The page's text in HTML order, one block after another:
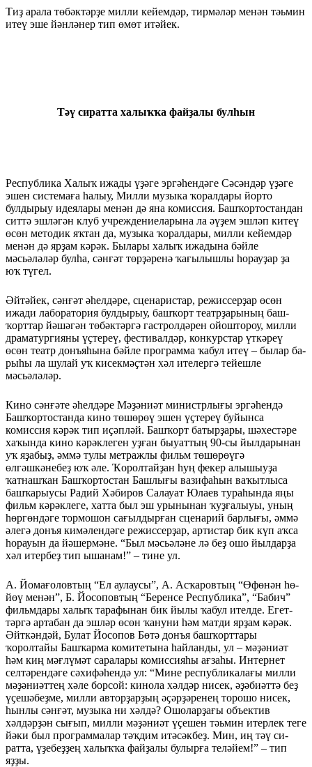
Тиҙ арала төбәктәрҙе милли кейемдәр, тирмәләр менән тәьмин
итеү эше йәнләнер тип өмөт итәйек.
Тәү сиратта халыҡҡа файҙалы булһын
Республика Халыҡ ижады үҙәге эргәһендәге Сәсәндәр үҙәге
эшен системаға һалыу, Милли музыка ҡоралдары йорто
булдырыу идеялары менән дә яна комиссия. Башҡортостандан
сит­тә эшләгән клуб учреждениеларына ла әүҙем эшләп китеү
өсөн методик яҡтан да, музыка ҡорал­дары, милли кейемдәр
менән дә ярҙам кәрәк. Былары халыҡ ижадына бәйле
мәсьәләләр бул­һа, сәнғәт төрҙәренә ҡағылышлы һорауҙар ҙа
юҡ түгел.
Әйтәйек, сәнғәт әһелдәре, сценаристар, режиссерҙар өсөн
ижади лаборатория булдырыу, башҡорт театрҙарының баш­
ҡорт­тар йәшәгән төбәктәргә гастрол­дәрен ойоштороу, милли
драматургияны үҫтереү, фести­вал­дәр, конкурстар үткәреү
өсөн театр донъяһына бәйле программа ҡабул итеү – былар ба­
рыһы ла шулай уҡ кисекмәҫтән хәл ите­лергә тейешле
мәсьәләләр.
Кино сәнғәте әһелдәре Мәҙә­ниәт министрлығы эргәһендә
Башҡортостанда кино төшөрөү эшен үҫтереү буйынса
комиссия кәрәк тип иҫәпләй. Башҡорт ба­тырҙары, шәхестәре
хаҡында кино кәрәклеген уҙған быуаттың 90-сы йылдарынан
уҡ яҙабыҙ, әммә тулы метражлы фильм төшөрөүгә
өлгәшкәнебеҙ юҡ әле. Ҡоролтайҙан һуң фекер алышыу­ҙа
ҡатнашҡан Баш­ҡортостан Башлығы вазифаһын ваҡытлыса
башҡарыусы Радий Хәбиров Салауат Юлаев тура­һында яңы
фильм кәрәклеге, хатта был эш урынынан ҡуҙғалыуы, уның
һөргөндәге тормошон сағылдыр­ған сценарий барлығы, әммә
әлегә донъя кимәлендәге ре­жиссерҙар, артистар бик күп аҡса
һорауын да йәшермәне. “Был мәсьәләне лә беҙ ошо йылдарҙа
хәл итербеҙ тип ышанам!” – тине ул.
А. Йомағоловтың “Ел аулау­сы”, А. Асҡаровтың “Өфөнән һө­
йөү менән”, Б. Йосоповтың “Беренсе Республика”, “Бабич”
фильм­дары халыҡ тарафынан бик йылы ҡабул ителде. Егет­
тәргә артабан да эшләр өсөн ҡануни һәм матди ярҙам кәрәк.
Әйткәндәй, Булат Йосопов Бөтә донъя башҡорттары
ҡоролтайы Башҡарма комитетына һайлан­ды, ул – мәҙәниәт
һәм киң мәғлүмәт саралары комиссияһы ағзаһы. Интернет
селтәрендәге сәхифәһендә ул: “Мине республи­калағы милли
мәҙәниәттең хәле борсой: кинола хәлдәр нисек, әҙәбиәттә беҙ
үҫешәбеҙме, милли авторҙарҙың әҫәрҙәренең торошо нисек,
һынлы сәнғәт, музыка ни хәлдә? Ошоларҙағы объек­тив
хәлдәрҙән сығып, милли мәҙәниәт үҫешен тәьмин итерлек теге
йәки был программалар тәҡдим итәсәкбеҙ. Мин, иң тәү си­
ратта, үҙебеҙҙең халыҡҡа файҙалы булырға теләйем!” – тип
яҙҙы.